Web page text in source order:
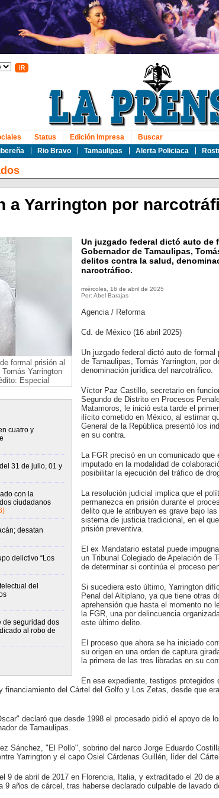
Rio Bravo Tamaulipas Alerta Policiaca
Status Edición Impresa Buscar
a Yarrington por
formal prisión al
Yarrington
Especial
cuatro y
31 de julio, 01 y
con la
ciudadanos
desatan
delictivo “Los
del
de seguridad dos
al robo de
Un juzgado federal dictó auto de
Gobernador de Tamaulipas,
delitos contra la salud,
narcotráfico.
miércoles, 16 de abril de 2025
Por: Abel Barajas
Agencia / Reforma
Cd. de México (16 abril 2025)
Un juzgado federal dictó auto de formal
de Tamaulipas, Tomás Yarrington, por
denominación jurídica del narcotráfico.
Víctor Paz Castillo, secretario en
Segundo de Distrito en Procesos
Matamoros, le inició esta tarde el
ilícito cometido en México, al estimar
General de la República presentó los
en su contra.
La FGR precisó en un comunicado que
imputado en la modalidad de
posibilitar la ejecución del tráfico de
La resolución judicial implica que el
permanezca en prisión durante el
delito que le atribuyen es grave bajo las
sistema de justicia tradicional, en el
prisión preventiva.
El ex Mandatario estatal puede
un Tribunal Colegiado de Apelación de
de determinar si continúa el proceso
Si sucediera esto último, Yarrington
Penal del Altiplano, ya que tiene otras
aprehensión que hasta el momento no
la FGR, una por delincuencia
este último delito.
El proceso que ahora se ha iniciado
su origen en una orden de captura
la primera de las tres libradas en su
En ese expediente, testigos protegidos
financiamiento del Cártel del Golfo y Los Zetas, desde que
declaró que desde 1998 el procesado pidió el apoyo de
de Tamaulipas.
Sánchez, "El Pollo", sobrino del narco Jorge Eduardo
Yarrington y el capo Osiel Cárdenas Guillén, líder del
9 de abril de 2017 en Florencia, Italia, y extraditado el 20 de
9 años de cárcel, tras haberse declarado culpable de lavado